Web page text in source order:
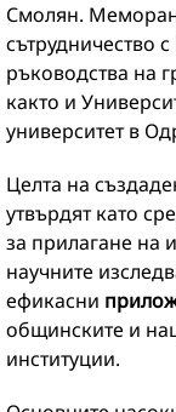
Смолян.
сътрудничество
ръководства на
както и
университет в
Целта на
утвърдят като
за прилагане на
научните
ефикасни
общинските и
институции.